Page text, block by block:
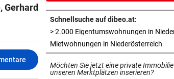
Gerhard
Bergsteiger stürzte 20
Gletscherspalte ab
CLOUD, KI & DATEN: vor 6
Wem gehört Österreichs
Zukunft?
Schnellsuche auf dibeo.at:
Mietwohnungen in Niederösterreich
Möchten Sie jetzt eine private
unseren Marktplätzen inserieren?